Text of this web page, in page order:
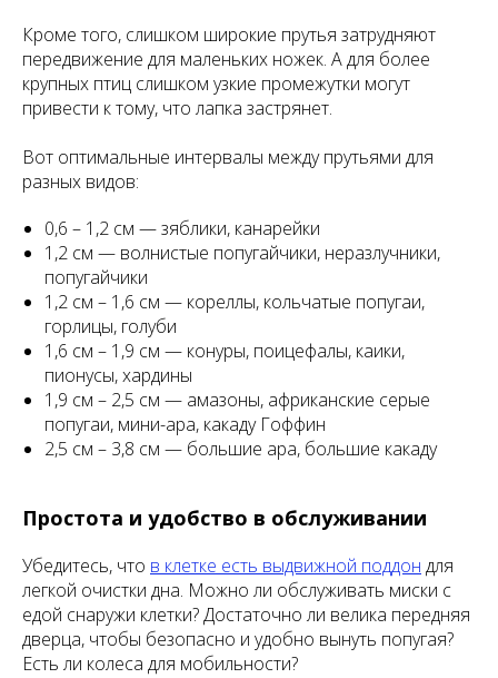
Кроме того, слишком широкие прутья затрудняют
передвижение для маленьких ножек. А для более
крупных птиц слишком узкие промежутки могут
привести к тому, что лапка застрянет.
Вот оптимальные интервалы между прутьями для
разных видов:
0,6 – 1,2 см — зяблики, канарейки
1,2 см — волнистые попугайчики, неразлучники,
попугайчики
1,2 см – 1,6 см — кореллы, кольчатые попугаи,
горлицы, голуби
1,6 см – 1,9 см — конуры, поицефалы, каики,
пионусы, хардины
1,9 см – 2,5 см — амазоны, африканские серые
попугаи, мини-ара, какаду Гоффин
2,5 см – 3,8 см — большие ара, большие какаду
Простота и удобство в обслуживании
Убедитесь, что в клетке есть выдвижной поддон для
легкой очистки дна. Можно ли обслуживать миски с
едой снаружи клетки? Достаточно ли велика передняя
дверца, чтобы безопасно и удобно вынуть попугая?
Есть ли колеса для мобильности?